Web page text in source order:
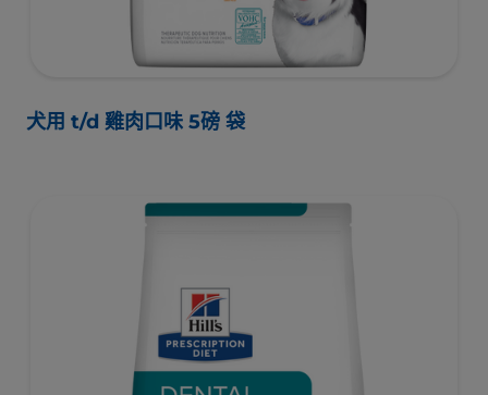
犬用 t/d 雞肉口味 5磅 袋